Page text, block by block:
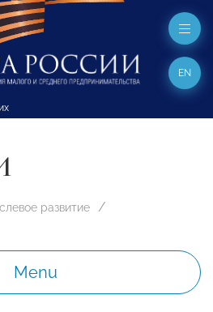
EN
развитие
Menu